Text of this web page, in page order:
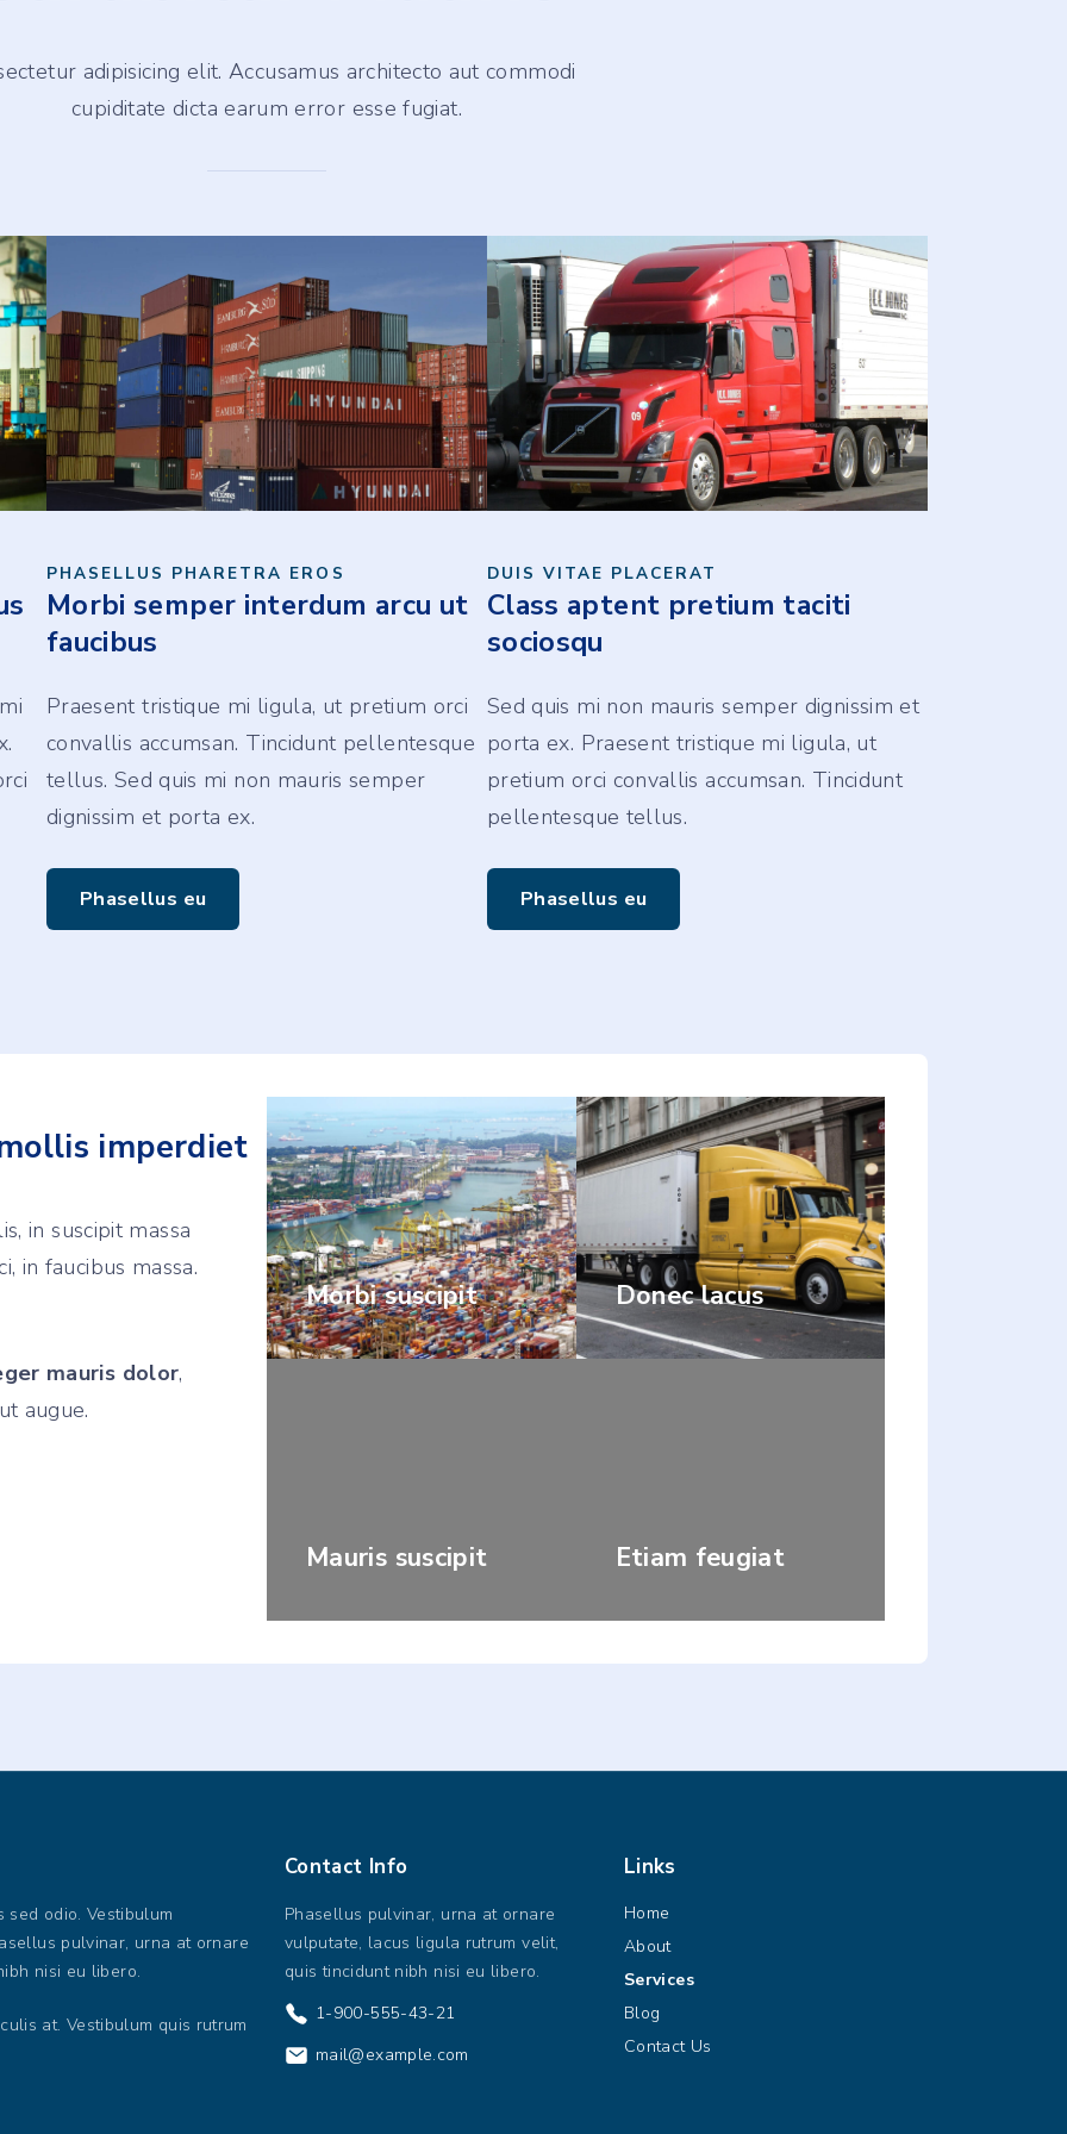
adipisicing elit. Accusamus architecto aut commodi
cupiditate dicta earum error esse fugiat.
PHASELLUS PHARETRA EROS
Morbi semper interdum arcu ut
faucibus
Praesent tristique mi ligula, ut pretium orci
convallis accumsan. Tincidunt pellentesque
tellus. Sed quis mi non mauris semper
dignissim et porta ex.
Phasellus eu
DUIS VITAE PLACERAT
Class aptent pretium taciti
sociosqu
Sed quis mi non mauris semper dignissim et
porta ex. Praesent tristique mi ligula, ut
pretium orci convallis accumsan. Tincidunt
pellentesque tellus.
Phasellus eu
imperdiet
in suscipit massa
in faucibus massa.
mauris dolor,
augue.
Morbi suscipit Donec lacus
Mauris suscipit Etiam feugiat
odio. Vestibulum
pulvinar, urna at ornare
nisi eu libero.
at. Vestibulum quis rutrum
Contact Info
Phasellus pulvinar, urna at ornare
vulputate, lacus ligula rutrum velit,
quis tincidunt nibh nisi eu libero.
1-900-555-43-21
mail@example.com
Links
Home
About
Services
Blog
Contact Us